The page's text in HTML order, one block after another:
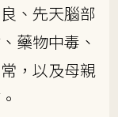
、先天腦部
藥物中毒、
，以及母親